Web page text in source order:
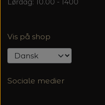
Vis på shop
Sociale medier